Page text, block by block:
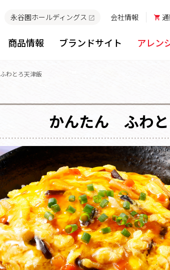
永谷園ホールディングス 会社情報
商品情報 ブランドサイト アレン
わとろ天津飯
かんたん ふわ